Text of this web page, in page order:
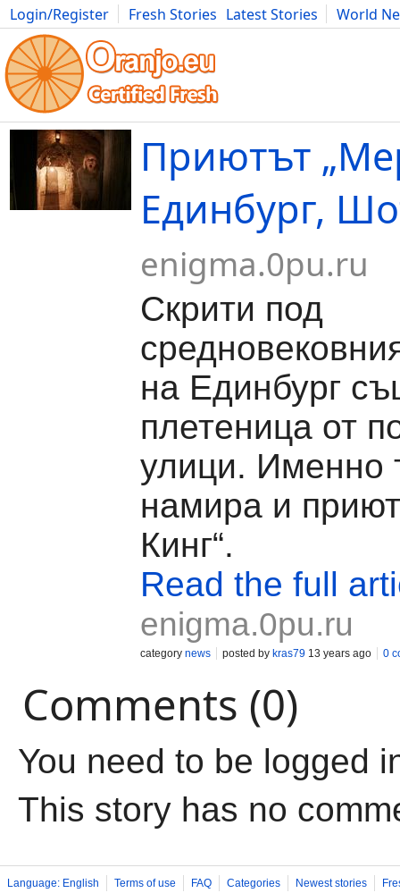
Login/Register Fresh Stories Latest Stories
World
Movies Anime Music Art Cars Advice Science
Приютът
Единбург,
enigma.0pu.ru
Скрити под
на Единбург
плетеница от
улици. Именно
намира и
Кинг“.
Read the full
enigma.0pu.ru
category news posted by kras79 13 years ago 0
Comments (0)
You need to be logged
This story has no
Language: English Terms of use FAQ Categories Newest stories